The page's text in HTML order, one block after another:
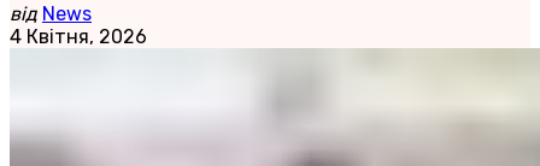
від News
4 Квітня, 2026